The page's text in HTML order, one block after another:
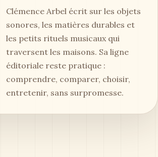
Clémence Arbel écrit sur les objets
sonores, les matières durables et
les petits rituels musicaux qui
traversent les maisons. Sa ligne
éditoriale reste pratique :
comprendre, comparer, choisir,
entretenir, sans surpromesse.